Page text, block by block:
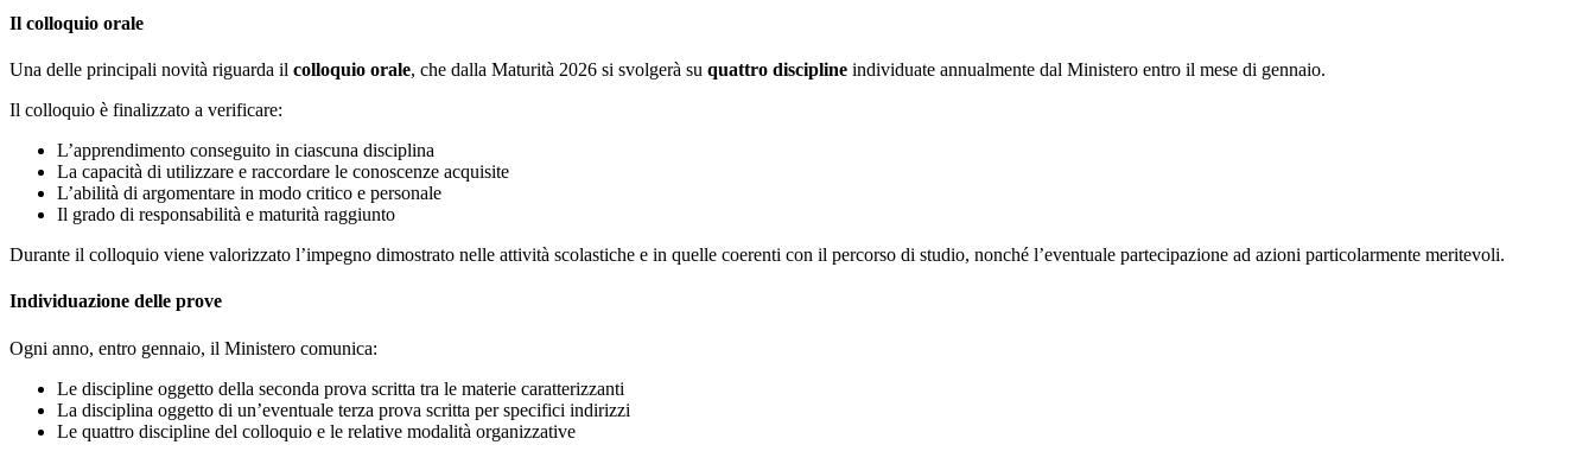
Il colloquio orale
Una delle principali novità riguarda il colloquio orale, che dalla Maturità 2026 si svolgerà su quattro discipline individuate annualmente dal Ministero entro il mese di gennaio.
Il colloquio è finalizzato a verificare:
L’apprendimento conseguito in ciascuna disciplina
La capacità di utilizzare e raccordare le conoscenze acquisite
L’abilità di argomentare in modo critico e personale
Il grado di responsabilità e maturità raggiunto
Durante il colloquio viene valorizzato l’impegno dimostrato nelle attività scolastiche e in quelle coerenti con il percorso di studio, nonché l’eventuale partecipazione ad azioni particolarmente meritevoli.
Individuazione delle prove
Ogni anno, entro gennaio, il Ministero comunica:
Le discipline oggetto della seconda prova scritta tra le materie caratterizzanti
La disciplina oggetto di un’eventuale terza prova scritta per specifici indirizzi
Le quattro discipline del colloquio e le relative modalità organizzative